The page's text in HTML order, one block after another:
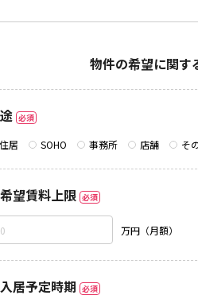
物件の希望に関す
必須
住居 SOHO 事務所 店舗 そ
望賃料上限 必須
万円（月額）
居予定時期 必須